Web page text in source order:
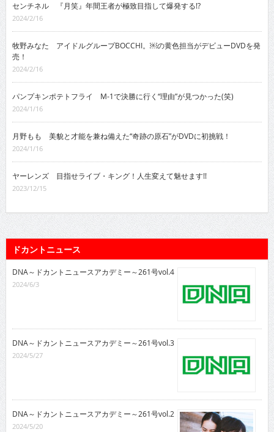
センチネル 『月笑』年間王者が極致目指して爆発する!?
2024/2/16
牧野みなた アイドルグループBOCCHI。￼の黄色担当がデビューDVDを発
売！
2024/2/16
パンプキンポテトフライ M-1で決勝に行く“理由”が見つかった(笑)
2024/1/16
月野もも 美貌と才能を兼ね備えた“奇跡の原石”がDVDに初挑戦！
2024/1/16
ヤーレンズ 目指せライブ・キング！人生変えて魅せます!!
2023/12/15
ドカントニュース
DNA～ドカントニュースアカデミー～261号vol.4
2024/6/3
DNA～ドカントニュースアカデミー～261号vol.3
2024/5/27
DNA～ドカントニュースアカデミー～261号vol.2
2024/5/20